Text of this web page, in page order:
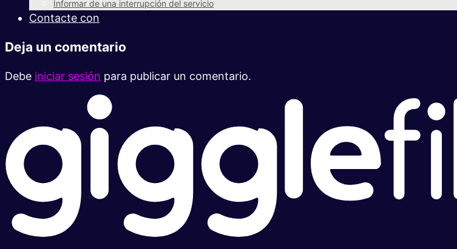
Informar de una interrupción del servicio
Contacte con
Deja un comentario
Debe iniciar sesión para publicar un comentario.